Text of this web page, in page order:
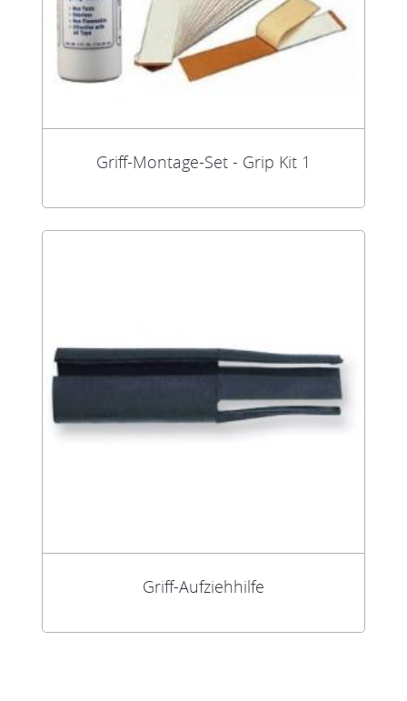
Griff-Montage-Set - Grip Kit 1
Griff-Aufziehhilfe